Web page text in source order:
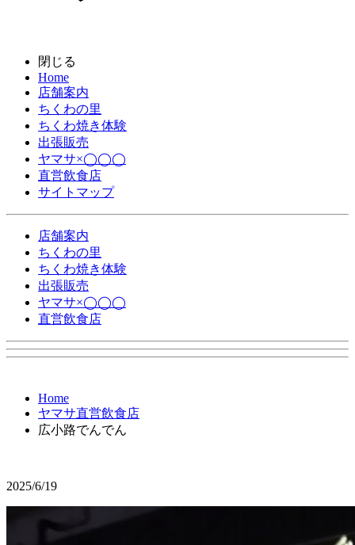
閉じる
Home
店舗案内
ちくわの里
ちくわ焼き体験
出張販売
ヤマサ×◯◯◯
直営飲食店
サイトマップ
店舗案内
ちくわの里
ちくわ焼き体験
出張販売
ヤマサ×◯◯◯
直営飲食店
Home
ヤマサ直営飲食店
広小路でんでん
2025/6/19